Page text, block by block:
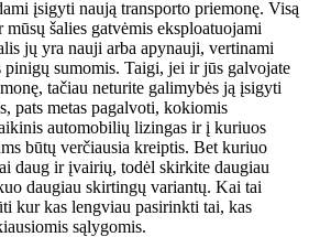
įsigyti naują transporto priemonę. Visą
šalies gatvėmis eksploatuojami
jų yra nauji arba apynauji, vertinami
pinigų sumomis. Taigi, jei ir jūs galvojate
tačiau neturite galimybės ją įsigyti
pats metas pagalvoti, kokiomis
automobilių lizingas ir į kuriuos
būtų verčiausia kreiptis. Bet kuriuo
daug ir įvairių, todėl skirkite daugiau
daugiau skirtingų variantų. Kai tai
kur kas lengviau pasirinkti tai, kas
sąlygomis.